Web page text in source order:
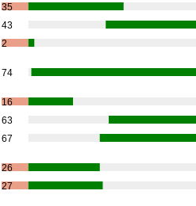
35
43
2
74
16
63
67
26
27